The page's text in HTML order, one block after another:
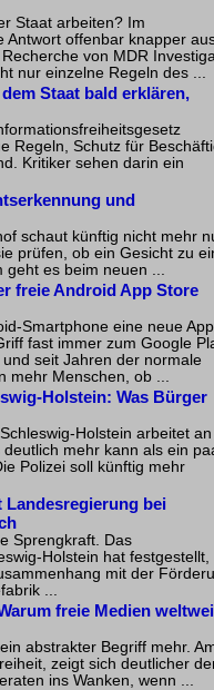
Staat arbeiten? Im
Antwort offenbar knapper
von MDR
nur einzelne Regeln des ...
Staat bald erklären,
Regeln, Schutz für
Kritiker sehen darin ein
und
schaut künftig nicht mehr
prüfen, ob ein Gesicht zu
es beim neuen ...
freie Android App Store
Smartphone eine neue App
fast immer zum Google
seit Jahren der normale
mehr Menschen, ob ...
Holstein: Was Bürger
Holstein arbeitet an
mehr kann als ein
Polizei soll künftig mehr
bei
Sprengkraft. Das
Holstein hat festgestellt,
mit der
...
freie Medien
abstrakter Begriff mehr.
zeigt sich deutlicher
ins Wanken, wenn ...